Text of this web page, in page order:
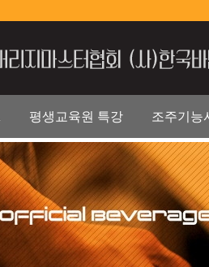
평생교육원 특강 조주기능